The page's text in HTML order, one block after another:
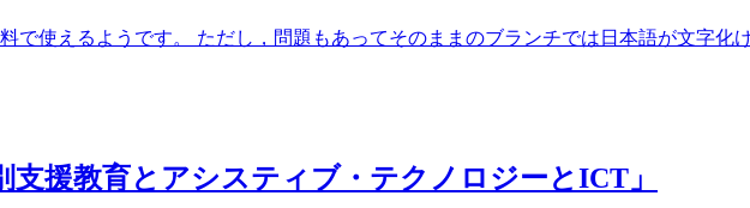
で使えるようです。 ただし，問題もあってそのままのブランチでは日本語が文字化
支援教育とアシスティブ・テクノロジーとICT」